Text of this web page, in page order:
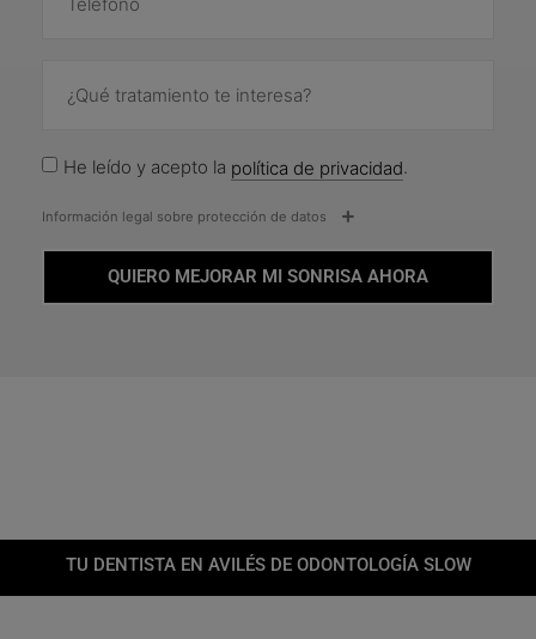
He leído y acepto la política de privacidad.
Información legal sobre protección de datos
QUIERO MEJORAR MI SONRISA AHORA
TU DENTISTA EN AVILÉS DE ODONTOLOGÍA SLOW